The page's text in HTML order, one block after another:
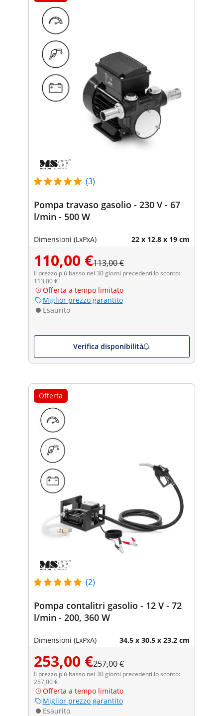
(3)
Pompa travaso gasolio - 230 V - 67
l/min - 500 W
Dimensioni (LxPxA) 22 x 12.8 x 19 cm
110,00 €113,00 €
Il prezzo più basso nei 30 giorni precedenti lo sconto:
113,00 €
Offerta a tempo limitato
Miglior prezzo garantito
Esaurito
Verifica disponibilità
Offerta
(2)
Pompa contalitri gasolio - 12 V - 72
l/min - 200, 360 W
Dimensioni (LxPxA) 34.5 x 30.5 x 23.2 cm
253,00 €257,00 €
Il prezzo più basso nei 30 giorni precedenti lo sconto:
257,00 €
Offerta a tempo limitato
Miglior prezzo garantito
Esaurito